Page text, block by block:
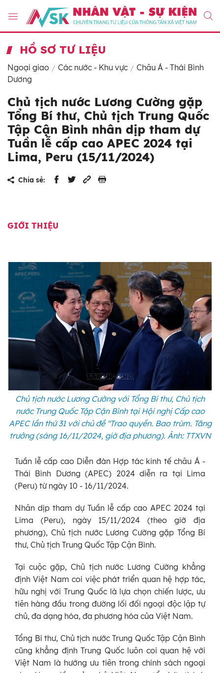
HỒ SƠ TƯ LIỆU
Ngoại giao Các nước - Khu vực
Châu Á - Thái Bình
Dương
Chủ tịch nước Lương Cường gặp
Tổng Bí thư, Chủ tịch Trung Quốc
Tập Cận Bình nhân dịp tham dự
Tuần lễ cấp cao APEC 2024 tại
Lima, Peru (15/11/2024)
Chia sẻ:
GIỚI THIỆU
Chủ tịch nước Lương Cường với Tổng Bí thư, Chủ tịch
nước Trung Quốc Tập Cận Bình tại Hội nghị Cấp cao
APEC lần thứ 31 với chủ đề "Trao quyền. Bao trùm. Tăng
trưởng (sáng 16/11/2024, giờ địa phương). Ảnh: TTXVN
Tuần lễ cấp cao Diễn đàn Hợp tác kinh tế châu Á -
Thái Bình Dương (APEC) 2024 diễn ra tại Lima
(Peru) từ ngày 10 - 16/11/2024.
Nhân dịp tham dự Tuần lễ cấp cao APEC 2024 tại
Lima (Peru), ngày 15/11/2024 (theo giờ địa
phương), Chủ tịch nước Lương Cường gặp Tổng Bí
thư, Chủ tịch Trung Quốc Tập Cận Bình.
Tại cuộc gặp, Chủ tịch nước Lương Cường khẳng
định Việt Nam coi việc phát triển quan hệ hợp tác,
hữu nghị với Trung Quốc là lựa chọn chiến lược, ưu
tiên hàng đầu trong đường lối đối ngoại độc lập tự
chủ, đa dạng hóa, đa phương hóa của Việt Nam.
Tổng Bí thư, Chủ tịch nước Trung Quốc Tập Cận Bình
cũng khẳng định Trung Quốc luôn coi quan hệ với
Việt Nam là hướng ưu tiên trong chính sách ngoại